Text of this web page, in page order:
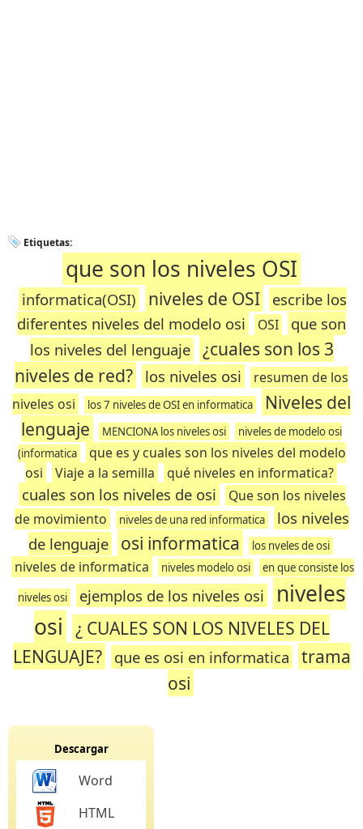
Etiquetas:
que son los niveles OSI
informatica(OSI) niveles de OSI
escribe los
diferentes niveles del modelo osi
OSI
que son
los niveles del lenguaje
¿cuales son los 3
niveles de red?
los niveles osi
resumen de los
niveles osi
los 7 niveles de OSI en informatica
Niveles del
lenguaje
MENCIONA los niveles osi
niveles de modelo osi
(informatica
que es y cuales son los niveles del modelo
osi
Viaje a la semilla qué niveles en informatica?
cuales son los niveles de osi
Que son los niveles
de movimiento
niveles de una red informatica
los niveles
de lenguaje
osi informatica los nveles de osi
niveles de informatica niveles modelo osi en que consiste los
niveles osi ejemplos de los niveles osi
niveles
osi ¿ CUALES SON LOS NIVELES DEL
LENGUAJE?
que es osi en informatica
trama
osi
Descargar
Word
HTML